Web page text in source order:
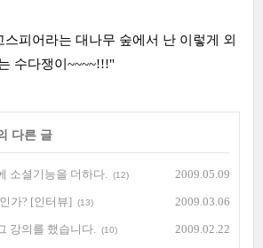
스피어라는 대나무 숲에서 난 이렇게 외
수다쟁이~~~~!!!"
다른 글
소셜기능을 더하다. (12) 2009.05.09
가? [인터뷰] (13) 2009.03.06
강의를 했습니다. (10) 2009.02.22